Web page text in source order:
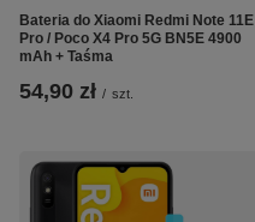
Bateria do Xiaomi Redmi Note 11E
Pro / Poco X4 Pro 5G BN5E 4900
mAh + Taśma
54,90 zł / szt.